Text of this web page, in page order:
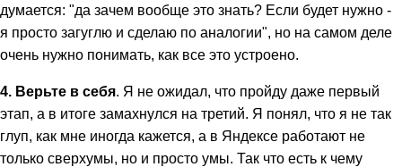
думается: "да зачем вообще это знать? Если будет нужно -
я просто загуглю и сделаю по аналогии", но на самом деле
очень нужно понимать, как все это устроено.
4. Верьте в себя. Я не ожидал, что пройду даже первый
этап, а в итоге замахнулся на третий. Я понял, что я не так
глуп, как мне иногда кажется, а в Яндексе работают не
только сверхумы, но и просто умы. Так что есть к чему